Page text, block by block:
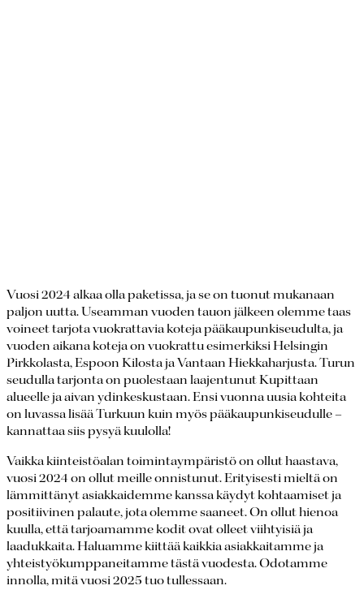
Vuosi 2024 alkaa olla paketissa, ja se on tuonut mukanaan
paljon uutta. Useamman vuoden tauon jälkeen olemme taas
voineet tarjota vuokrattavia koteja pääkaupunkiseudulta, ja
vuoden aikana koteja on vuokrattu esimerkiksi Helsingin
Pirkkolasta, Espoon Kilosta ja Vantaan Hiekkaharjusta. Turun
seudulla tarjonta on puolestaan laajentunut Kupittaan
alueelle ja aivan ydinkeskustaan. Ensi vuonna uusia kohteita
on luvassa lisää Turkuun kuin myös pääkaupunkiseudulle –
kannattaa siis pysyä kuulolla!
Vaikka kiinteistöalan toimintaympäristö on ollut haastava,
vuosi 2024 on ollut meille onnistunut. Erityisesti mieltä on
lämmittänyt asiakkaidemme kanssa käydyt kohtaamiset ja
positiivinen palaute, jota olemme saaneet. On ollut hienoa
kuulla, että tarjoamamme kodit ovat olleet viihtyisiä ja
laadukkaita. Haluamme kiittää kaikkia asiakkaitamme ja
yhteistyökumppaneitamme tästä vuodesta. Odotamme
innolla, mitä vuosi 2025 tuo tullessaan.